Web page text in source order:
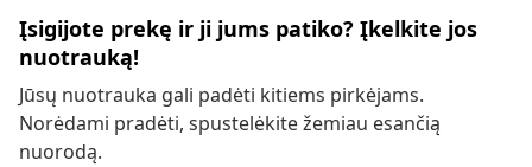
Įsigijote prekę ir ji jums patiko? Įkelkite jos
nuotrauką!
Jūsų nuotrauka gali padėti kitiems pirkėjams.
Norėdami pradėti, spustelėkite žemiau esančią
nuorodą.